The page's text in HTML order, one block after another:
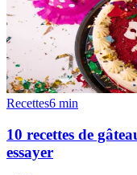
Recettes6 min
10 recettes de
essayer